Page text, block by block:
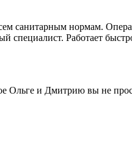
санитарным нормам.
Работает
и Дмитрию вы не